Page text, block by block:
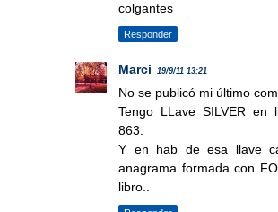
colgantes
Responder
Marci 19/9/11 13:21
No se publicó mi último
Tengo LLave SILVER en
863.
Y en hab de esa llave
anagrama formada con
libro..